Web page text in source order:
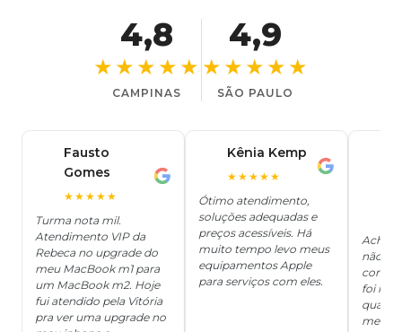
4,8
★★★★★
CAMPINAS
4,9
★★★★★
SÃO PAULO
Fausto
Gomes
★★★★★
Turma nota mil.
Atendimento VIP da
Rebeca no upgrade do
meu MacBook m1 para
um MacBook m2. Hoje
fui atendido pela Vitória
pra ver uma upgrade no
Kênia Kemp
★★★★★
Ótimo atendimento,
soluções adequadas e
preços acessíveis. Há
muito tempo levo meus
equipamentos Apple
para serviços com eles.
Achei
não
foi
me